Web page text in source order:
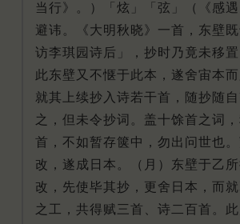
当行》。）「炫」「弦」（《感
避讳。《大明秋晓》一首，东壁
访李琪园诗后」，抄时乃竟未移
此东壁又不惬于此本，遂舍宙本
就其上续抄入诗若干首，随抄随
之，但未令抄词。盖十馀首之词
首，不如暂存箧中，勿出问世也
改，遂成日本。（月）东壁于乙
改，先使毕其抄，更舍日本，而
之工，共得赋三首、诗二百首。